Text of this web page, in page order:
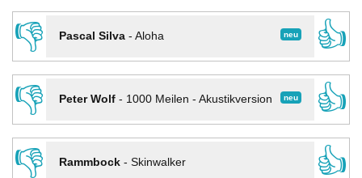
👎
neu
Pascal Silva- Aloha
👍
👎
neu
Peter Wolf- 1000 Meilen - Akustikversion
👍
👎
Rammbock- Skinwalker
👍